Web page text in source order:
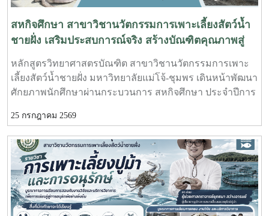
ทราบรายละเอียดราคาและเห็นควรให้เสนอคณะกรรมการ
จังหวัดขอรับเงินอุดหนุนจากกกองทุนจัดรูปเพื่อพัฒนาพื้นที่
สหกิจศึกษา สาขาวิชานวัตกรรมการเพาะเลี้ยงสัตว์น้ำ
ชายฝั่ง เสริมประสบการณ์จริง สร้างบัณฑิตคุณภาพสู่
ภาคอุตสาหกรรมการผลิตสัตว์น้ำ
หลักสูตรวิทยาศาสตรบัณฑิต สาขาวิชานวัตกรรมการเพาะ
เลี้ยงสัตว์น้ำชายฝั่ง มหาวิทยาลัยแม่โจ้-ชุมพร เดินหน้าพัฒนา
ศักยภาพนักศึกษาผ่านกระบวนการ สหกิจศึกษา ประจำปีการ
ประกอบการและหน่วยงานภาคีเครือข่ายเป็นระยะเวลา 4
เดือน เพื่อให้นักศึกษาได้เรียนรู้จากประสบการณ์ตรง ควบคู่
กับการนำองค์ความรู้จากห้องเรียนไปประยุกต์ใช้ในการ
ทำงานจริงทั้งนี้ สหกิจศึกษาเป็นส่วนสำคัญของการจัดการ
เรียนการสอน ที่มุ่งเน้นการผลิตบัณฑิตให้มีความพร้อมทั้ง
ด้านวิชาการและวิชาชีพ นักศึกษาจะได้ฝึกทักษะการทำงาน
ในสภาพแวดล้อมจริง เรียนรู้การแก้ไขปัญหาเฉพาะหน้า
25 กรกฎาคม 2569